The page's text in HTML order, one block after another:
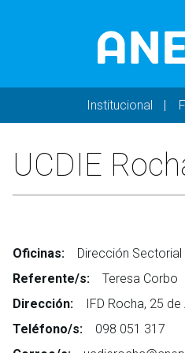
Institucional
UCDIE
Oficinas:
Dirección
Referente/s:
Teresa Corbo
Dirección:
IFD Rocha, 25
Teléfono/s:
098 051 317